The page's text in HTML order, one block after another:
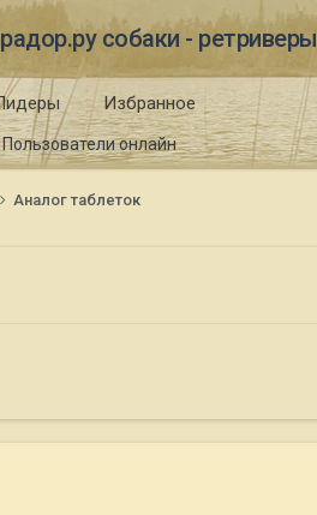
собаки - ретриверы
Пользователи онлайн
Избранное
Аналог таблеток